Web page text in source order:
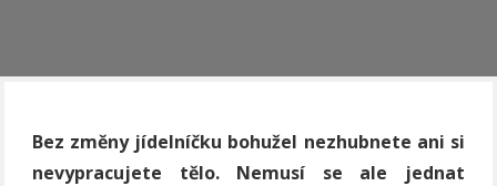
Bez změny jídelníčku bohužel nezhubnete ani si
nevypracujete tělo. Nemusí se ale jednat